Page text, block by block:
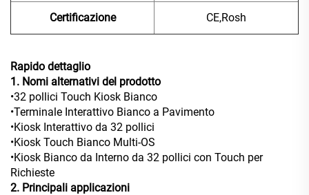
Certificazione CE,Rosh
Rapido dettaglio
1. Nomi alternativi del prodotto
•32 pollici Touch Kiosk Bianco
•Terminale Interattivo Bianco a Pavimento
•Kiosk Interattivo da 32 pollici
•Kiosk Touch Bianco Multi-OS
•Kiosk Bianco da Interno da 32 pollici con Touch per
Richieste
2. Principali applicazioni